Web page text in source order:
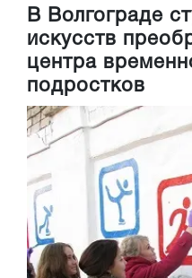
В Волгограде
искусств
центра
подростков